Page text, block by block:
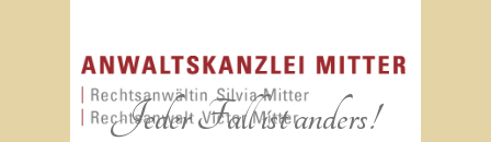
Jeder Fall ist anders!